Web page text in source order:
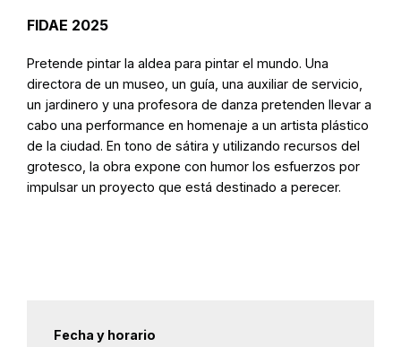
FIDAE 2025
Pretende pintar la aldea para pintar el mundo. Una
directora de un museo, un guía, una auxiliar de servicio,
un jardinero y una profesora de danza pretenden llevar a
cabo una performance en homenaje a un artista plástico
de la ciudad. En tono de sátira y utilizando recursos del
grotesco, la obra expone con humor los esfuerzos por
impulsar un proyecto que está destinado a perecer.
Fecha y horario